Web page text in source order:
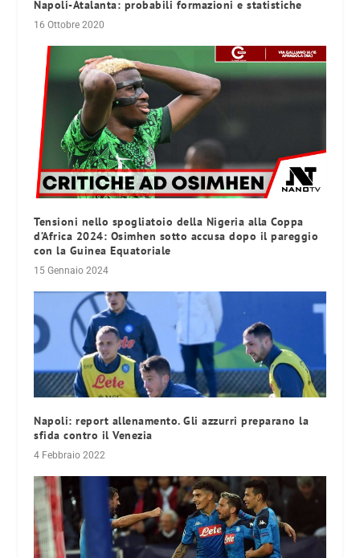
Napoli-Atalanta: probabili formazioni e statistiche
16 Ottobre 2020
Tensioni nello spogliatoio della Nigeria alla Coppa
d’Africa 2024: Osimhen sotto accusa dopo il pareggio
con la Guinea Equatoriale
15 Gennaio 2024
Napoli: report allenamento. Gli azzurri preparano la
sfida contro il Venezia
4 Febbraio 2022